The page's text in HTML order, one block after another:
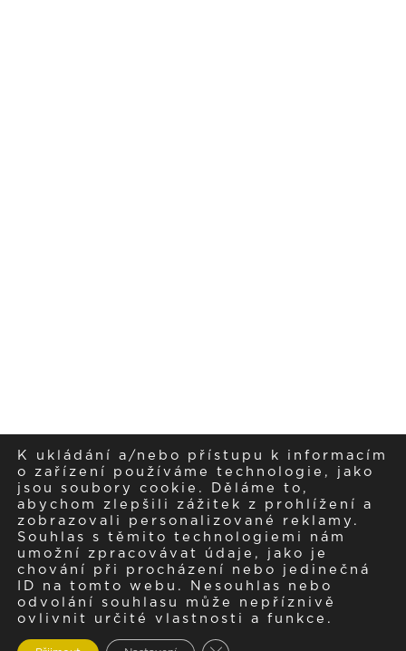
K ukládání a/nebo přístupu k informacím
o zařízení používáme technologie, jako
jsou soubory cookie. Děláme to,
abychom zlepšili zážitek z prohlížení a
zobrazovali personalizované reklamy.
Souhlas s těmito technologiemi nám
umožní zpracovávat údaje, jako je
chování při procházení nebo jedinečná
ID na tomto webu. Nesouhlas nebo
odvolání souhlasu může nepříznivě
ovlivnit určité vlastnosti a funkce.